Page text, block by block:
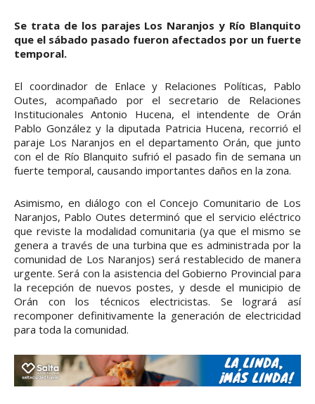
Se trata de los parajes Los Naranjos y Río Blanquito
que el sábado pasado fueron afectados por un fuerte
temporal.
El coordinador de Enlace y Relaciones Políticas, Pablo
Outes, acompañado por el secretario de Relaciones
Institucionales Antonio Hucena, el intendente de Orán
Pablo González y la diputada Patricia Hucena, recorrió el
paraje Los Naranjos en el departamento Orán, que junto
con el de Río Blanquito sufrió el pasado fin de semana un
fuerte temporal, causando importantes daños en la zona.
Asimismo, en diálogo con el Concejo Comunitario de Los
Naranjos, Pablo Outes determinó que el servicio eléctrico
que reviste la modalidad comunitaria (ya que el mismo se
genera a través de una turbina que es administrada por la
comunidad de Los Naranjos) será restablecido de manera
urgente. Será con la asistencia del Gobierno Provincial para
la recepción de nuevos postes, y desde el municipio de
Orán con los técnicos electricistas. Se logrará así
recomponer definitivamente la generación de electricidad
para toda la comunidad.